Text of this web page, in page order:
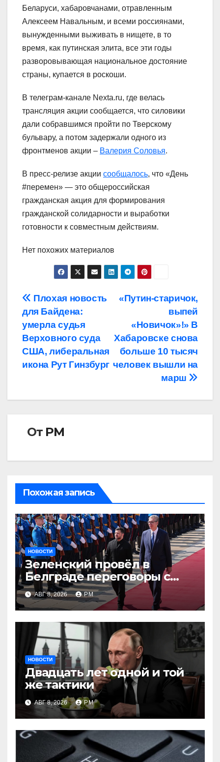
Беларуси, хабаровчанами, отравленным
Алексеем Навальным, и всеми россиянами,
вынужденными выживать в нищете, в то
время, как путинская элита, все эти годы
разворовывающая национальное достояние
страны, купается в роскоши.
В телеграм-канале Nexta.ru, где велась
трансляция акции cообщается, что силовики
дали собравшимся пройти по Тверскому
бульвару, а потом задержали одного из
фронтменов акции – Валерия Соловья.
В пресс-релизе акции сообщалось, что «День
#перемен» — это общероссийская
гражданская акция для формирования
гражданской солидарности и выработки
готовности к совместным действиям.
Нет похожих материалов
Навигация
по
записям
«Путин-старичок,
выпей
«Новичок»!» В
Хабаровске снова
больше 10 тысяч
человек вышли на
марш
Плохая новость
для Байдена:
умерла судья
Верховного суда
США, либеральная
икона Рут Гинзбург
От РМ
Похожая запись
НОВОСТИ
Зеленский провёл в
Белграде переговоры с
Вучичем
АВГ 8, 2026 РМ
НОВОСТИ
Двадцать лет одной и той
же тактики
АВГ 8, 2026 РМ